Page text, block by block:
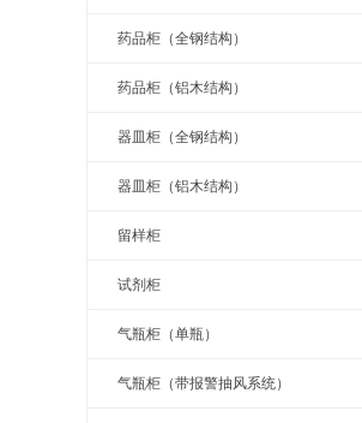
药品柜（全钢结构）
药品柜（铝木结构）
器皿柜（全钢结构）
器皿柜（铝木结构）
留样柜
试剂柜
气瓶柜（单瓶）
气瓶柜（带报警抽风系统）